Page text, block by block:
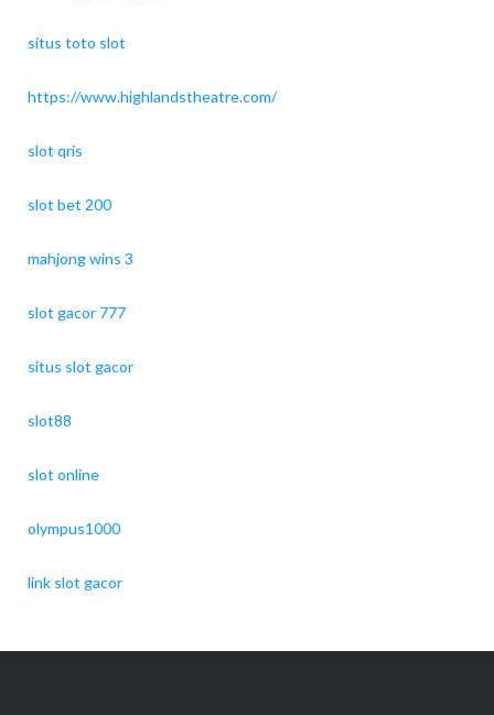
situs toto slot
https://www.highlandstheatre.com/
slot qris
slot bet 200
mahjong wins 3
slot gacor 777
situs slot gacor
slot88
slot online
olympus1000
link slot gacor